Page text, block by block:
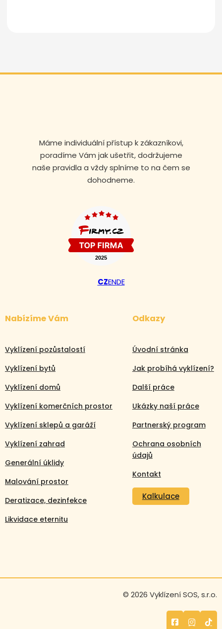
Máme individuální přístup k zákazníkovi,
poradíme Vám jak ušetřit, dodržujeme
naše pravidla a vždy splníme to na čem se
dohodneme.
CZENDE
Nabízíme Vám
Vyklízení pozůstalostí
Vyklízení bytů
Vyklízení domů
Vyklízení komerčních prostor
Vyklízení sklepů a garáží
Vyklízení zahrad
Generální úklidy
Malování prostor
Deratizace, dezinfekce
Likvidace eternitu
Odkazy
Úvodní stránka
Jak probíhá vyklízení?
Další práce
Ukázky naší práce
Partnerský program
Ochrana osobních
údajů
Kontakt
Kalkulace
© 2026 Vyklízení SOS, s.r.o.